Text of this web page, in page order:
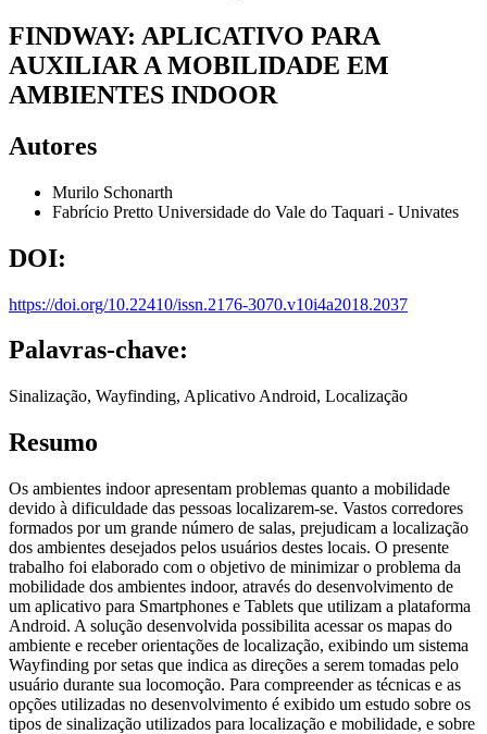
FINDWAY: APLICATIVO PARA
AUXILIAR A MOBILIDADE EM
AMBIENTES INDOOR
Autores
Murilo Schonarth
Fabrício Pretto Universidade do Vale do Taquari - Univates
DOI:
https://doi.org/10.22410/issn.2176-3070.v10i4a2018.2037
Palavras-chave:
Sinalização, Wayfinding, Aplicativo Android, Localização
Resumo
Os ambientes indoor apresentam problemas quanto a mobilidade
devido à dificuldade das pessoas localizarem-se. Vastos corredores
formados por um grande número de salas, prejudicam a localização
dos ambientes desejados pelos usuários destes locais. O presente
trabalho foi elaborado com o objetivo de minimizar o problema da
mobilidade dos ambientes indoor, através do desenvolvimento de
um aplicativo para Smartphones e Tablets que utilizam a plataforma
Android. A solução desenvolvida possibilita acessar os mapas do
ambiente e receber orientações de localização, exibindo um sistema
Wayfinding por setas que indica as direções a serem tomadas pelo
usuário durante sua locomoção. Para compreender as técnicas e as
opções utilizadas no desenvolvimento é exibido um estudo sobre os
tipos de sinalização utilizados para localização e mobilidade, e sobre